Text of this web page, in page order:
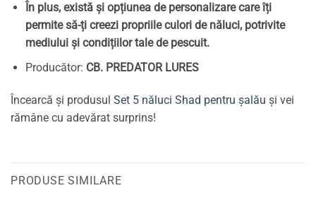
În plus, există și opțiunea de personalizare care îți
permite să-ți creezi propriile culori de năluci, potrivite
mediului și condițiilor tale de pescuit.
Producător: CB. PREDATOR LURES
Încearcă și produsul Set 5 năluci Shad pentru șalău și vei
rămâne cu adevărat surprins!
PRODUSE SIMILARE